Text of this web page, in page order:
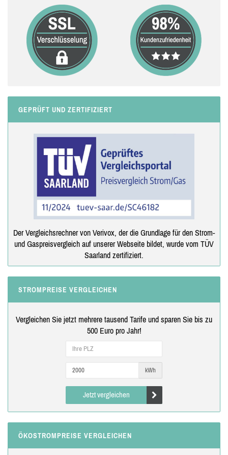
GEPRÜFT UND ZERTIFIZIERT
Der Vergleichsrechner von Verivox, der die Grundlage für den Strom-
und Gaspreisvergleich auf unserer Webseite bildet, wurde vom TÜV
Saarland zertifiziert.
STROMPREISE VERGLEICHEN
Vergleichen Sie jetzt mehrere tausend Tarife und sparen Sie bis zu
500 Euro pro Jahr!
kWh
Jetzt vergleichen
ÖKOSTROMPREISE VERGLEICHEN